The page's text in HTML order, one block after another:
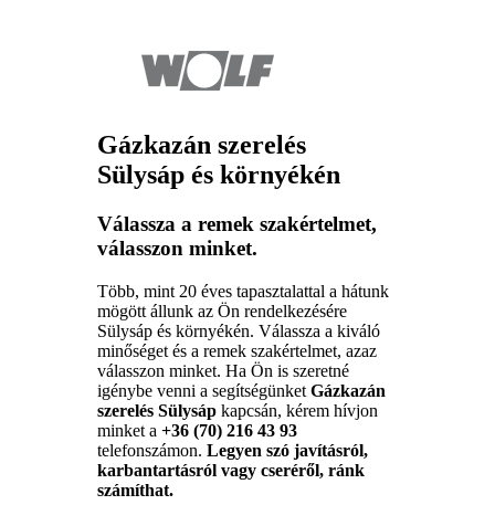
Gázkazán szerelés
Sülysáp és környékén
Válassza a remek szakértelmet,
válasszon minket.
Több, mint 20 éves tapasztalattal a hátunk
mögött állunk az Ön rendelkezésére
Sülysáp és környékén. Válassza a kiváló
minőséget és a remek szakértelmet, azaz
válasszon minket. Ha Ön is szeretné
igénybe venni a segítségünket Gázkazán
szerelés Sülysáp kapcsán, kérem hívjon
minket a +36 (70) 216 43 93
telefonszámon. Legyen szó javításról,
karbantartásról vagy cseréről, ránk
számíthat.